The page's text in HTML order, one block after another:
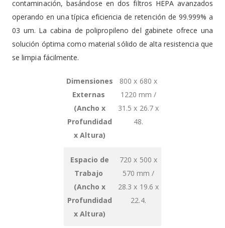
contaminación, basándose en dos filtros HEPA avanzados
operando en una típica eficiencia de retención de 99.999% a
03 um. La cabina de polipropileno del gabinete ofrece una
solución óptima como material sólido de alta resistencia que
se limpia fácilmente.
Dimensiones
Externas
(Ancho x
Profundidad
x Altura)
800 x 680 x
1220 mm /
31.5 x 26.7 x
48.
Espacio de
Trabajo
(Ancho x
Profundidad
x Altura)
720 x 500 x
570 mm /
28.3 x 19.6 x
22.4.